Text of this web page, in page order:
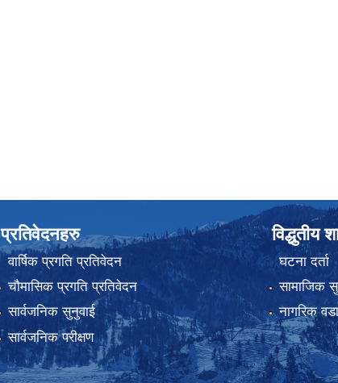
प्रतिवेदनहरु
वार्षिक प्रगति प्रतिवेदन
चौमासिक प्रगति प्रतिवेदन
सार्वजनिक सुनुवाई
सार्वजनिक परीक्षण
विद्धुतीय
घटना दर्ता
सामाजिक
नागरिक